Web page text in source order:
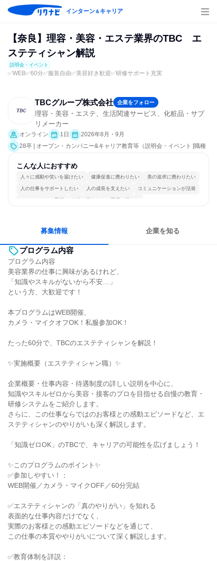
インターン＆キャリア
【奈良】理容・美容・エステ業界のTBC エ
ステティシャン解説
説明会・イベント
✅WEB✅60分✅服装自由✅美容好き歓迎✅研修サポート充実
TBCグループ株式会社 企業をフォロー
理容・美容・エステ、生活関連サービス、化粧品・サプ
リメーカー
オンライン 1日
2026年8月・9月
28卒 | オープン・カンパニー&キャリア教育等（説明会・イベント [職種
こんな人におすすめ
人々に感動や笑いを届けたい 健康促進に携わりたい 美の追求に携わりたい
人の仕事をサポートしたい 人の成長を支えたい コミュニケーションが活発
チームワークを重視 女性が働きやすい環境で働ける
募集情報 企業を知る
プログラム内容
プログラム内容
美容業界の仕事に興味があるけれど、
「知識やスキルがないから不安…」
という方、大歓迎です！
本プログラムはWEB開催、
カメラ・マイクオフOK！私服参加OK！
たった60分で、TBCのエステティシャンを解説！
✨実施概要（エステティシャン職）✨
企業概要・仕事内容・待遇制度の詳しい説明を中心に、
知識やスキルゼロから美容・接客のプロを目指せる自慢の教育・
研修システムをご紹介します。
さらに、この仕事ならではのお客様との感動エピソードなど、エ
ステティシャンのやりがいも深く解説します。
「知識ゼロOK」のTBCで、キャリアの可能性を広げましょう！
✨このプログラムのポイント✨
✅参加しやすい！：
WEB開催／カメラ・マイクOFF／60分完結
✅エステティシャンの「真のやりがい」を知れる
表面的な仕事内容だけでなく、
実際のお客様との感動エピソードなどを通じて、
この仕事の本質ややりがいについて深く解説します。
✅教育体制を詳説：